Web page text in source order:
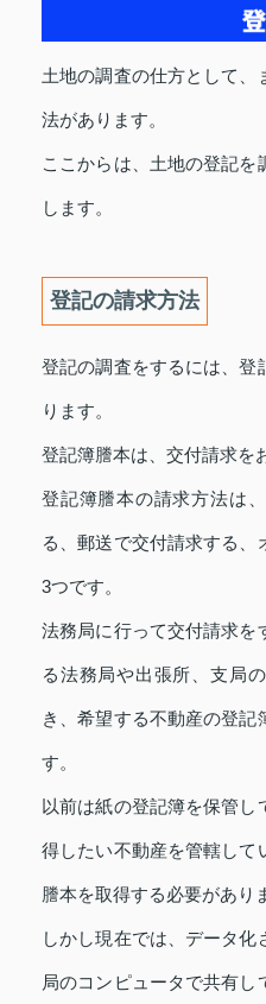
土地の調査の仕方として、
法があります。
ここからは、土地の登記を
します。
登記の請求方法
登記の調査をするには、登
ります。
登記簿謄本は、交付請求を
登記簿謄本の請求方法は
る、郵送で交付請求する
3つです。
法務局に行って交付請求を
る法務局や出張所、支局
き、希望する不動産の登記
す。
以前は紙の登記簿を保管し
得したい不動産を管轄して
謄本を取得する必要があり
しかし現在では、データ
局のコンピュータで共有し